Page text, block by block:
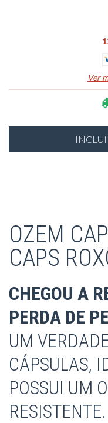
Ver
OZEM
CAPS
CHEGOU A
PERDA DE
UM
CÁPSULAS,
POSSUI UM